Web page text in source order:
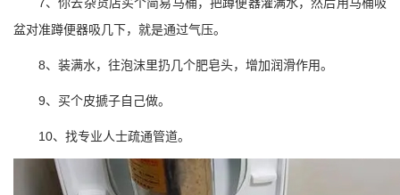
盆对准蹲便器吸几下，就是通过气压。
8、装满水，往泡沫里扔几个肥皂头，增加润滑作用。
9、买个皮搋子自己做。
10、找专业人士疏通管道。